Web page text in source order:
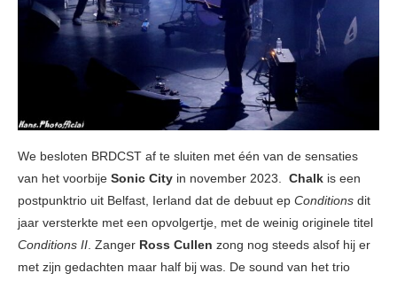
We besloten BRDCST af te sluiten met één van de sensaties
van het voorbije Sonic City in november 2023. Chalk is een
postpunktrio uit Belfast, Ierland dat de debuut ep Conditions dit
jaar versterkte met een opvolgertje, met de weinig originele titel
Conditions II. Zanger Ross Cullen zong nog steeds alsof hij er
met zijn gedachten maar half bij was. De sound van het trio